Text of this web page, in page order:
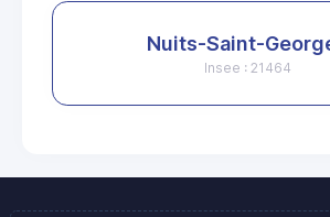
Nuits-Saint-
Insee : 21464